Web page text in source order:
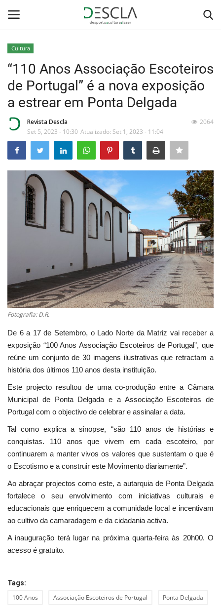
Home
Desporto
Sobre Nós
Educação
Ficha técnica
Cultura
Ambiente
Cultura
“110 Anos Associação Escoteiros
de Portugal” é a nova exposição
a estrear em Ponta Delgada
Revista Descla
Set 5, 2023 - 10:30 Atualizado: Set 1, 2023 - 11:04
2064
Fotografia: D.R.
De 6 a 17 de Setembro, o Lado Norte da Matriz vai receber a
exposição “100 Anos Associação Escoteiros de Portugal”, que
reúne um conjunto de 30 imagens ilustrativas que retractam a
história dos últimos 110 anos desta instituição.
Este projecto resultou de uma co-produção entre a Câmara
Municipal de Ponta Delgada e a Associação Escoteiros de
Portugal com o objectivo de celebrar e assinalar a data.
Tal como explica a sinopse, “são 110 anos de histórias e
conquistas. 110 anos que vivem em cada escoteiro, por
continuarem a manter vivos os valores que sustentam o que é
o Escotismo e a construir este Movimento diariamente”.
Ao abraçar projectos como este, a autarquia de Ponta Delgada
fortalece o seu envolvimento com iniciativas culturais e
educacionais que enriquecem a comunidade local e incentivam
ao cultivo da camaradagem e da cidadania activa.
A inauguração terá lugar na próxima quarta-feira às 20h00. O
acesso é gratuito.
Tags:
100 Anos Associação Escoteiros de Portugal Ponta Delgada